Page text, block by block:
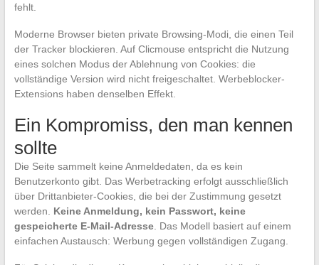
fehlt.
Moderne Browser bieten private Browsing-Modi, die einen Teil
der Tracker blockieren. Auf Clicmouse entspricht die Nutzung
eines solchen Modus der Ablehnung von Cookies: die
vollständige Version wird nicht freigeschaltet. Werbeblocker-
Extensions haben denselben Effekt.
Ein Kompromiss, den man kennen
sollte
Die Seite sammelt keine Anmeldedaten, da es kein
Benutzerkonto gibt. Das Werbetracking erfolgt ausschließlich
über Drittanbieter-Cookies, die bei der Zustimmung gesetzt
werden. Keine Anmeldung, kein Passwort, keine
gespeicherte E-Mail-Adresse. Das Modell basiert auf einem
einfachen Austausch: Werbung gegen vollständigen Zugang.